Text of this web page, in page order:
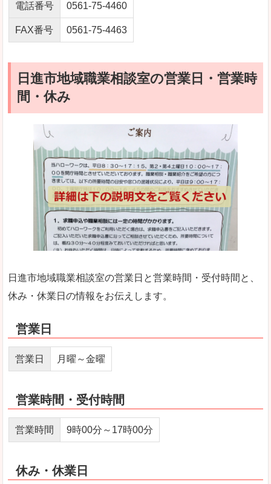
電話番号 0561-75-4460
FAX番号 0561-75-4463
日進市地域職業相談室の営業日・営業時
間・休み
日進市地域職業相談室の営業日と営業時間・受付時間と、
休み・休業日の情報をお伝えします。
営業日
営業日 月曜～金曜
営業時間・受付時間
営業時間 9時00分～17時00分
休み・休業日